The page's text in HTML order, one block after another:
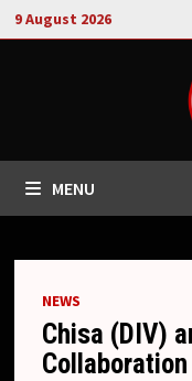
Skip
to
9 August 2026
MENU
NEWS
Chisa (DIV)